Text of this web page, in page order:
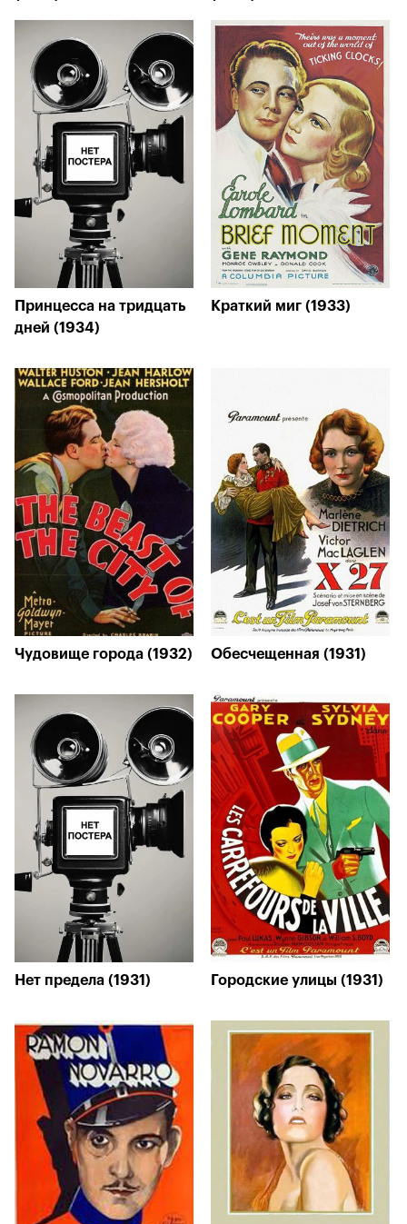
Принцесса на тридцать
дней (1934)
Краткий миг (1933)
Чудовище города (1932) Обесчещенная (1931)
Нет предела (1931) Городские улицы (1931)